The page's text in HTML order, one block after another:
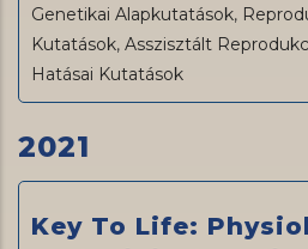
Genetikai Alapkutatások,
Kutatások, Asszisztált
Hatásai Kutatások
2021
Key To Life: